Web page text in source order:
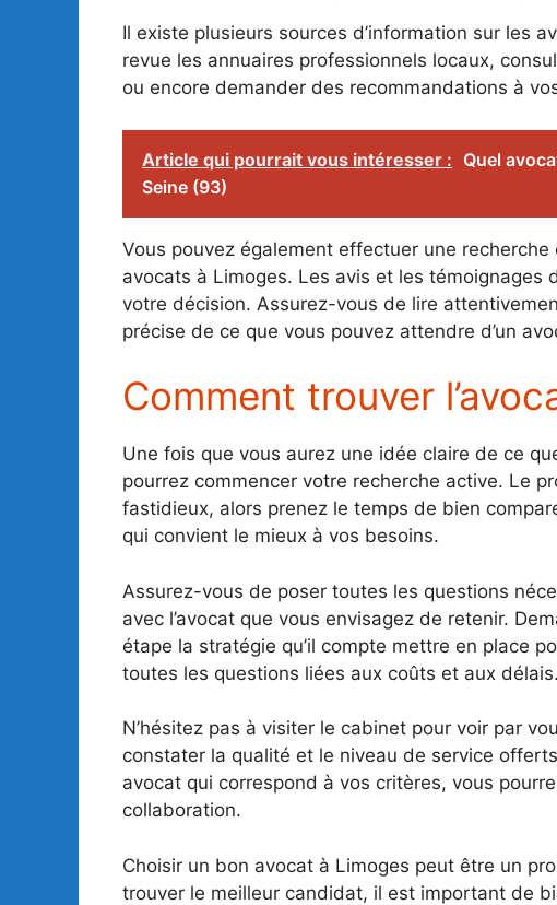
Il existe plusieurs sources d’information sur les
revue les annuaires professionnels locaux,
ou encore demander des recommandations à
Article qui pourrait vous intéresser : Quel
Seine (93)
Vous pouvez également effectuer une
avocats à Limoges. Les avis et les témoignages
votre décision. Assurez-vous de lire
précise de ce que vous pouvez attendre d’un
Comment trouver
Une fois que vous aurez une idée claire de ce
pourrez commencer votre recherche active. Le
fastidieux, alors prenez le temps de bien
qui convient le mieux à vos besoins.
Assurez-vous de poser toutes les questions
avec l’avocat que vous envisagez de retenir.
étape la stratégie qu’il compte mettre en place
toutes les questions liées aux coûts et aux délais.
N’hésitez pas à visiter le cabinet pour voir par
constater la qualité et le niveau de service
avocat qui correspond à vos critères, vous
collaboration.
Choisir un bon avocat à Limoges peut être un
trouver le meilleur candidat, il est important de